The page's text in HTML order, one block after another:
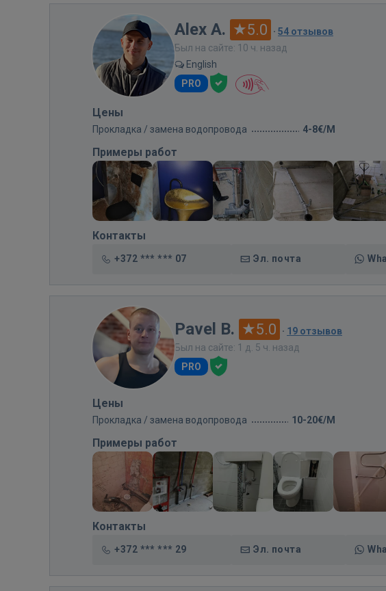
Alex A. 5.0 · 54 отзывов
Был на сайте: 10 ч. назад
English
PRO
Цены
Прокладка / замена водопровода 4-8€/M
Примеры работ
Контакты
+372 *** *** 07 Эл. почта
Pavel B. 5.0 · 19 отзывов
Был на сайте: 1 д. 5 ч. назад
PRO
Цены
Прокладка / замена водопровода 10-20€/M
Примеры работ
Контакты
+372 *** *** 29 Эл. почта